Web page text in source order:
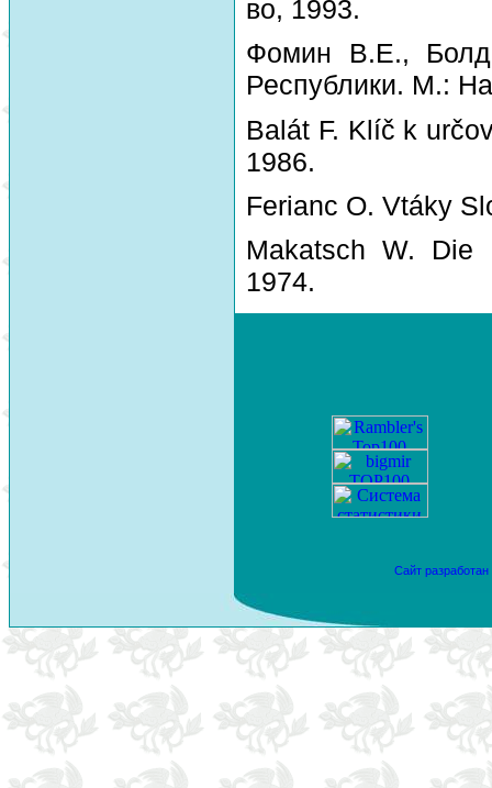
во, 1993.
Фомин В.Е., Болд
Республики. М.:
Balát F. Klíč k
1986.
Ferianc O. Vtáky
Makatsch W. Die
1974.
Сайт